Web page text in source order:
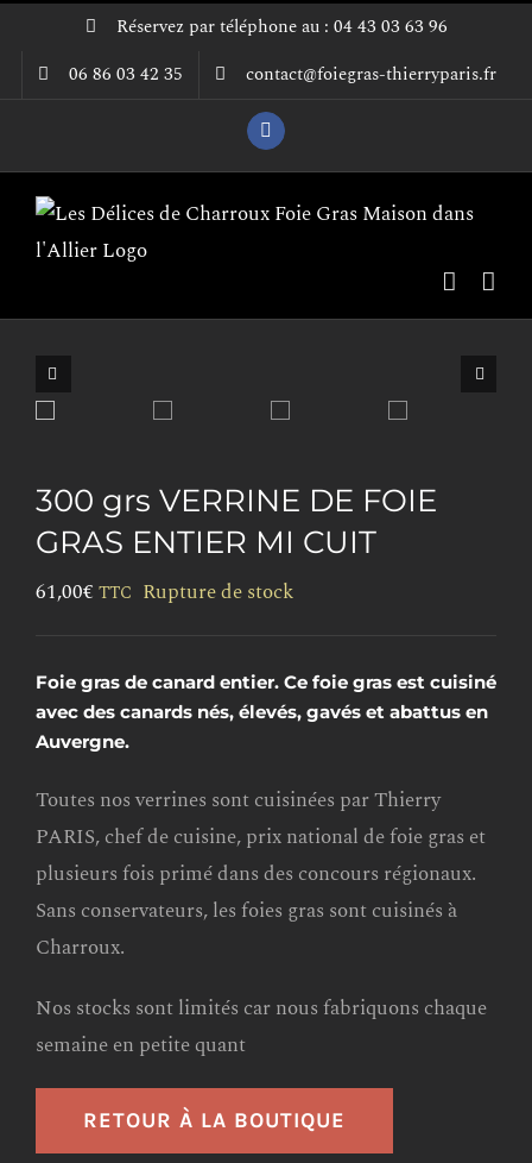
contenu
Réservez par téléphone au : 04 43 03 63 96
06 86 03 42 35
contact@foiegras-thierryparis.fr
Facebook
300 grs VERRINE DE FOIE
GRAS ENTIER MI CUIT
61,00€ TTC Rupture de stock
Foie gras de canard entier. Ce foie gras est cuisiné
avec des canards nés, élevés, gavés et abattus en
Auvergne.
Toutes nos verrines sont cuisinées par Thierry
PARIS, chef de cuisine, prix national de foie gras et
plusieurs fois primé dans des concours régionaux.
Sans conservateurs, les foies gras sont cuisinés à
Charroux.
Nos stocks sont limités car nous fabriquons chaque
semaine en petite quant
RETOUR À LA BOUTIQUE